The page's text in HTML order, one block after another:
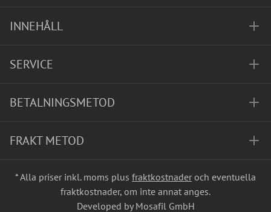
INNEHÅLL
SERVICE
BETALNINGSMETOD
FRAKT METOD
* Alla priser inkl. moms plus fraktkostnader och eventuella
fraktkostnader, om inte annat anges.
Developed by Mosafil GmbH